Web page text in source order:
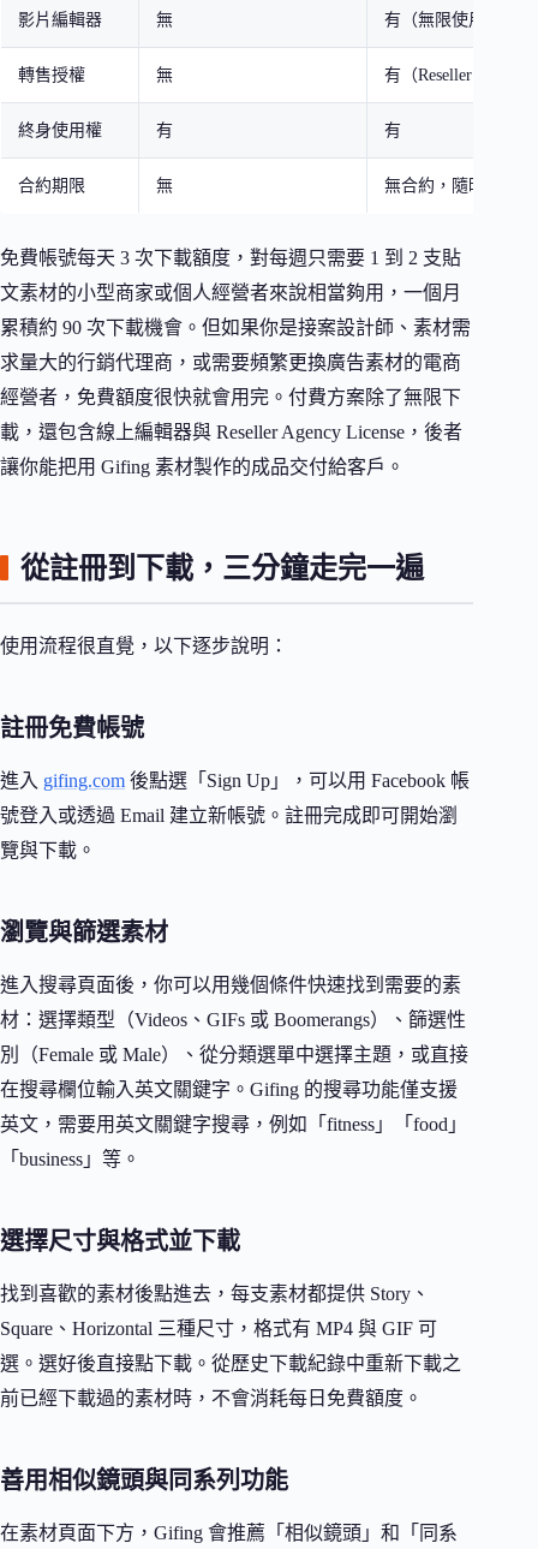
影片編輯器 無 有（無限使用）
轉售授權 無 有（Reseller Agency
終身使用權 有 有
合約期限 無 無合約，隨時可取消
免費帳號每天 3 次下載額度，對每週只需要 1 到 2 支貼
文素材的小型商家或個人經營者來說相當夠用，一個月
累積約 90 次下載機會。但如果你是接案設計師、素材需
求量大的行銷代理商，或需要頻繁更換廣告素材的電商
經營者，免費額度很快就會用完。付費方案除了無限下
載，還包含線上編輯器與 Reseller Agency License，後者
讓你能把用 Gifing 素材製作的成品交付給客戶。
從註冊到下載，三分鐘走完一遍
使用流程很直覺，以下逐步說明：
註冊免費帳號
進入 gifing.com 後點選「Sign Up」，可以用 Facebook 帳
號登入或透過 Email 建立新帳號。註冊完成即可開始瀏
覽與下載。
瀏覽與篩選素材
進入搜尋頁面後，你可以用幾個條件快速找到需要的素
材：選擇類型（Videos、GIFs 或 Boomerangs）、篩選性
別（Female 或 Male）、從分類選單中選擇主題，或直接
在搜尋欄位輸入英文關鍵字。Gifing 的搜尋功能僅支援
英文，需要用英文關鍵字搜尋，例如「fitness」「food」
「business」等。
選擇尺寸與格式並下載
找到喜歡的素材後點進去，每支素材都提供 Story、
Square、Horizontal 三種尺寸，格式有 MP4 與 GIF 可
選。選好後直接點下載。從歷史下載紀錄中重新下載之
前已經下載過的素材時，不會消耗每日免費額度。
善用相似鏡頭與同系列功能
在素材頁面下方，Gifing 會推薦「相似鏡頭」和「同系